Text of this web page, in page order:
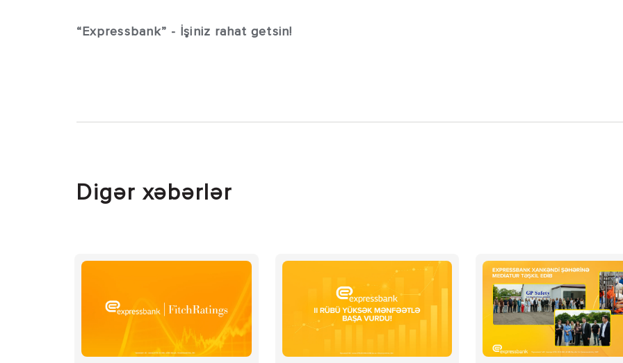
“Expressbank” - İşiniz rahat getsin!
Digər xəbərlər